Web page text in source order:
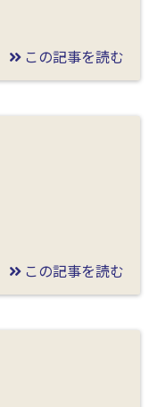
この記事を読む
この記事を読む